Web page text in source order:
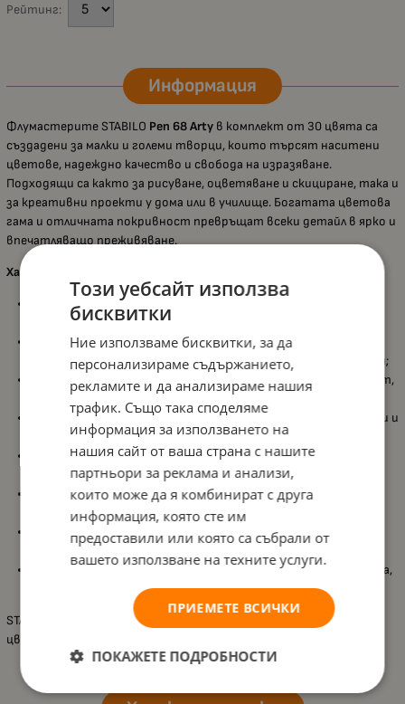
Рейтинг:
Информация
Флумастерите STABILO Pen 68 Arty в комплект от 30 цвята са
създадени за малки и големи творци, които търсят наситени
цветове, надеждно качество и свобода на изразяване.
Подходящи са както за рисуване, оцветяване и скициране, така и
за креативни проекти у дома или в училище. Богатата цветова
гама и отличната покривност превръщат всеки детайл в ярко и
впечатляващо преживяване.
Характеристики:
Подходящи за деца
любители на рисуването;
Премиум флумастери STABILO Pen 68 Arty в комплект от
, за богати и разнообразни творчески възможности;
с висок блясък и отлична осветеност,
за впечатляващ визуален ефект;
Водоразтворимо мастило, подходящо за различни техники и
ефекти;
M връхс приблизителнаширина на линията 1 мм
равномерно и прецизно рисуване;
Мастило на водна основа, без мирис, за комфортна и
безопасна употреба;
24 часа защита от изсъхване без капачка
непрекъсната работа;
Капачка, която може да се прикрепи към края на флумастера,
за по-голямо удобство по време на рисуване.
STABILO Pen 68 Arty са отличен избор за всеки, който иска ярки
цветове, надеждно качество и вдъхновение във всяка творба.
Този уебсайт използва
бисквитки
Ние използваме бисквитки, за да
персонализираме съдържанието,
рекламите и да анализираме нашия
трафик. Също така споделяме
информация за използването на
нашия сайт от ваша страна с нашите
партньори за реклама и анализи,
които може да я комбинират с друга
информация, която сте им
предоставили или която са събрали от
вашето използване на техните услуги.
ПРИЕМЕТЕ ВСИЧКИ
ПОКАЖЕТЕ ПОДРОБНОСТИ